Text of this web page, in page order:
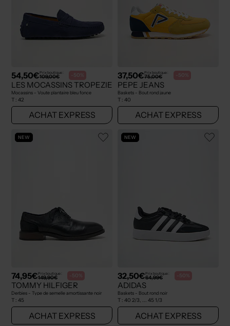
54,50€Prix boutique :
109,00€ -50%
LES MOCASSINS TROPEZIENS
Mocassins - Voute plantaire bleu fonce
T : 42
ACHAT EXPRESS
37,50€Prix boutique :
75,00€ -50%
PEPE JEANS
Baskets - Bout rond jaune
T : 40
ACHAT EXPRESS
NEW
74,95€Prix boutique :
149,90€ -50%
TOMMY HILFIGER
Derbies - Type de semelle amortissante noir
T : 45
ACHAT EXPRESS
NEW
32,50€Prix boutique :
64,99€ -50%
ADIDAS
Baskets - Bout rond noir
T : 40 2/3, ... 45 1/3
ACHAT EXPRESS